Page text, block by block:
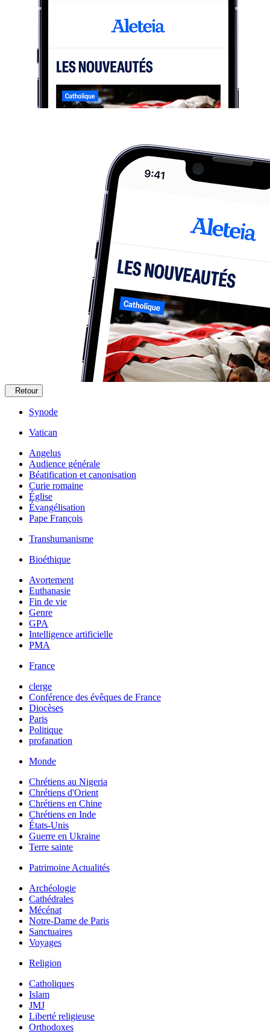
Retour
Synode
Vatican
Angelus
Audience générale
Béatification et canonisation
Curie romaine
Église
Évangélisation
Pape François
Transhumanisme
Bioéthique
Avortement
Euthanasie
Fin de vie
Genre
GPA
Intelligence artificielle
PMA
France
clerge
Conférence des évêques de France
Diocèses
Paris
Politique
profanation
Monde
Chrétiens au Nigeria
Chrétiens d'Orient
Chrétiens en Chine
Chrétiens en Inde
États-Unis
Guerre en Ukraine
Terre sainte
Patrimoine Actualités
Archéologie
Cathédrales
Mécénat
Notre-Dame de Paris
Sanctuaires
Voyages
Religion
Catholiques
Islam
JMJ
Liberté religieuse
Orthodoxes